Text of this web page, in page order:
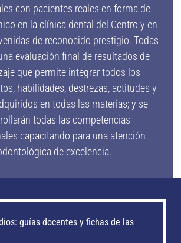
con pacientes reales en forma de
en la clínica dental del Centro y en
de reconocido prestigio. Todas
evaluación final de resultados de
que permite integrar todos los
habilidades, destrezas, actitudes y
en todas las materias; y se
todas las competencias
capacitando para una atención
de excelencia.
guías docentes y fichas de las